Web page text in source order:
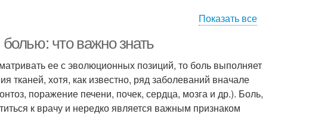
Показать все
что важно знать
ее с эволюционных позиций, то боль выполняет
тканей, хотя, как известно, ряд заболеваний вначале
поражение печени, почек, сердца, мозга и др.). Боль,
к врачу и нередко является важным признаком